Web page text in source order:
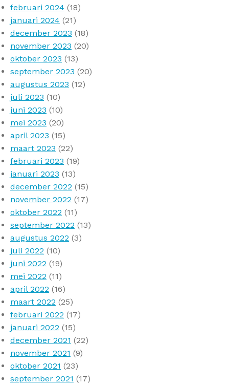
februari 2024 (18)
januari 2024 (21)
december 2023 (18)
november 2023 (20)
oktober 2023 (13)
september 2023 (20)
augustus 2023 (12)
juli 2023 (10)
juni 2023 (10)
mei 2023 (20)
april 2023 (15)
maart 2023 (22)
februari 2023 (19)
januari 2023 (13)
december 2022 (15)
november 2022 (17)
oktober 2022 (11)
september 2022 (13)
augustus 2022 (3)
juli 2022 (10)
juni 2022 (19)
mei 2022 (11)
april 2022 (16)
maart 2022 (25)
februari 2022 (17)
januari 2022 (15)
december 2021 (22)
november 2021 (9)
oktober 2021 (23)
september 2021 (17)